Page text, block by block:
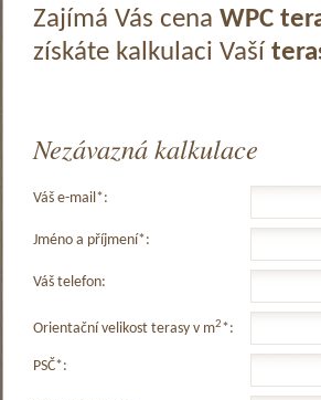
Zajímá Vás cena WPC
získáte kalkulaci Vaší
Nezávazná kalkulace
Váš e-mail*:
Jméno a příjmení*:
Váš telefon:
Orientační velikost terasy v m2*:
PSČ*: